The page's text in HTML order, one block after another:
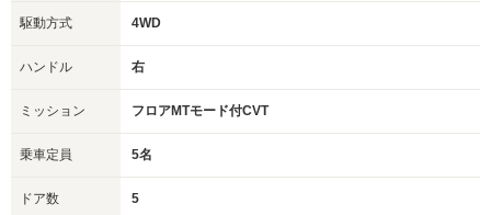
駆動方式 4WD
ハンドル 右
ミッション フロアMTモード付CVT
乗車定員 5名
ドア数 5